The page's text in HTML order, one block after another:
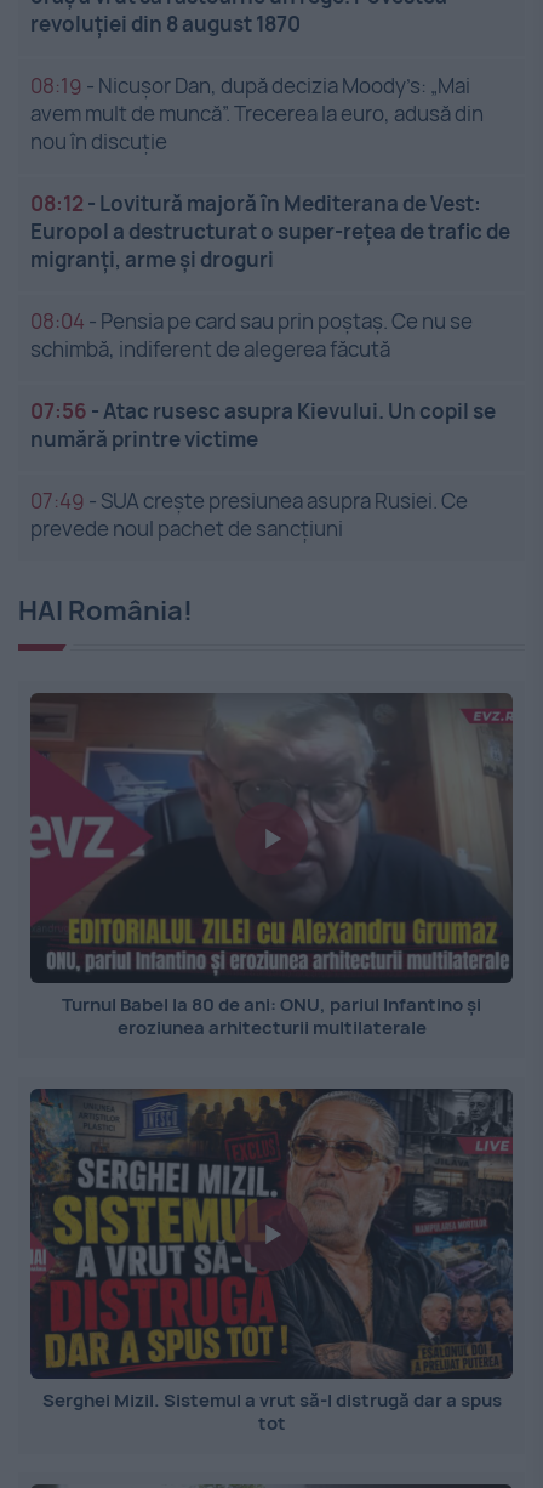
revoluției din 8 august 1870
08:19 - Nicușor Dan, după decizia Moody’s: „Mai
avem mult de muncă”. Trecerea la euro, adusă din
nou în discuție
08:12 - Lovitură majoră în Mediterana de Vest:
Europol a destructurat o super-rețea de trafic de
migranți, arme și droguri
08:04 - Pensia pe card sau prin poștaș. Ce nu se
schimbă, indiferent de alegerea făcută
07:56 -Atac rusesc asupra Kievului. Un copil se
numără printre victime
07:49 - SUA crește presiunea asupra Rusiei. Ce
prevede noul pachet de sancțiuni
HAI România!
Turnul Babel la 80 de ani: ONU, pariul Infantino și
eroziunea arhitecturii multilaterale
Serghei Mizil. Sistemul a vrut să-l distrugă dar a spus
tot